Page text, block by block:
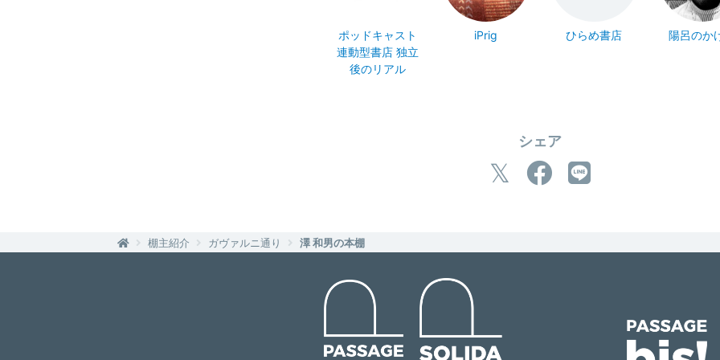
ポッドキャスト
連動型書店 独立
後のリアル
iPrig ひらめ書店 陽呂のか
シェア
棚主紹介 ガヴァルニ通り 澤 和男の本棚